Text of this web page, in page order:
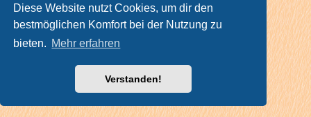
Diese Website nutzt Cookies, um dir den
bestmöglichen Komfort bei der Nutzung zu
bieten. Mehr erfahren
Verstanden!